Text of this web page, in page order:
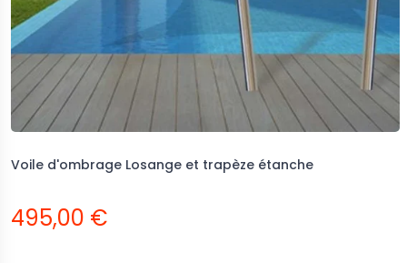
Voile d'ombrage Losange et trapèze étanche
495,00 €